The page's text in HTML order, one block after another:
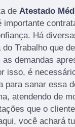
deAtestado
importante
Há
do Trabalho que
demandas
isso, é
para sanar essa
atendendo de
que o
você achará